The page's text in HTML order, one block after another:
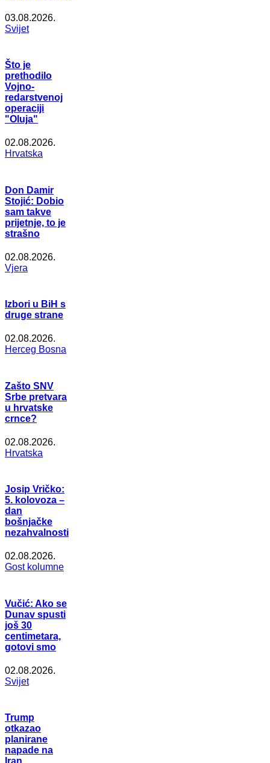
03.08.2026.
Svijet
Što je
prethodilo
Vojno-
redarstvenoj
operaciji
"Oluja"
02.08.2026.
Hrvatska
Don Damir
Stojić: Dobio
sam takve
prijetnje, to je
strašno
02.08.2026.
Vjera
Izbori u BiH s
druge strane
02.08.2026.
Herceg Bosna
Zašto SNV
Srbe pretvara
u hrvatske
crnce?
02.08.2026.
Hrvatska
Josip Vričko:
5. kolovoza –
dan
bošnjačke
nezahvalnosti
02.08.2026.
Gost kolumne
Vučić: Ako se
Dunav spusti
još 30
centimetara,
gotovi smo
02.08.2026.
Svijet
Trump
otkazao
planirane
napade na